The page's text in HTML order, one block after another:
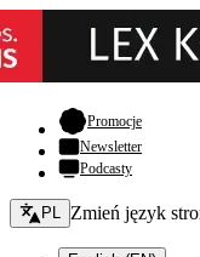
Promocje- otwiera
Newsletter
Podcasty
Zmień język - bieżący:
PL Zmień język